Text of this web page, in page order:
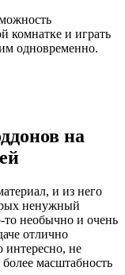
комнатке и играть
одновременно.
на
и из него
ненужный
то необычно и очень
отлично
интересно, не
масштабность